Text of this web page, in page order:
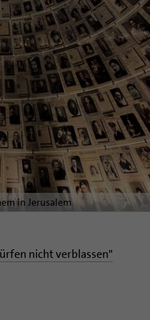
in Jerusalem
nicht verblassen"